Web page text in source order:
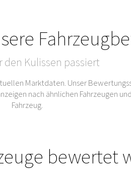
den Kulissen passiert
Marktdaten. Unser
nach ähnlichen Fahrzeugen
Fahrzeug.
bewertet